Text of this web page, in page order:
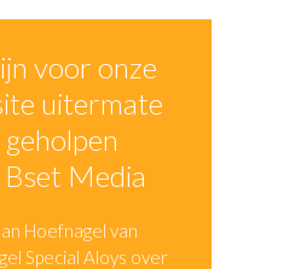
voor onze
uitermate
Media
Hoefnagel van
Special Aloys over